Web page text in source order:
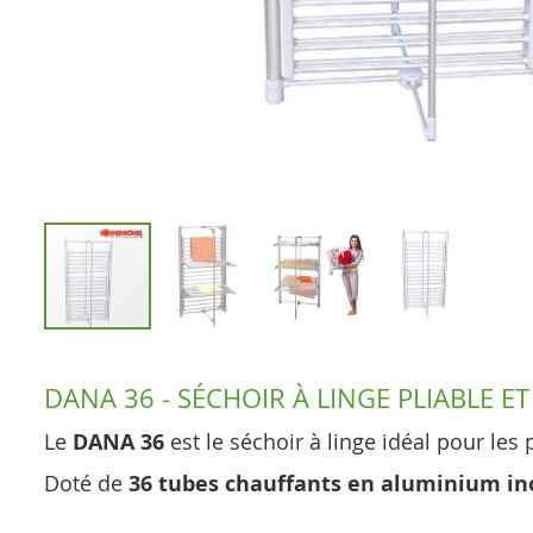
the
beginning
the
DANA 36 - SÉCHOIR À LINGE PLIABLE
Le DANA 36 est le séchoir à linge idéal pour les
Doté de 36 tubes chauffants en aluminium